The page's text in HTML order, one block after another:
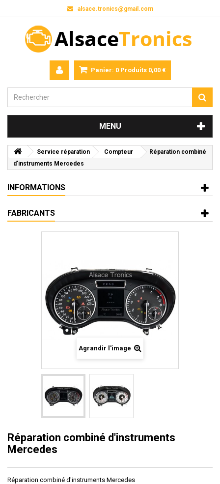
alsace.tronics@gmail.com
Panier: 0 Produits 0,00 €
MENU
Service réparation Compteur
Réparation combiné
d'instruments Mercedes
INFORMATIONS
FABRICANTS
Agrandir l'image
Réparation combiné d'instruments
Mercedes
Réparation combiné d'instruments Mercedes